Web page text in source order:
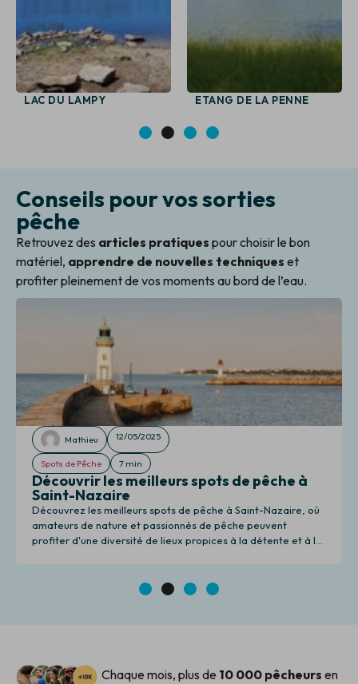
LAC DU LAMPY ETANG DE LA PENNE
3 4
Conseils pour vos sorties
pêche
Retrouvez des articles pratiques pour choisir le bon
matériel, apprendre de nouvelles techniques et
profiter pleinement de vos moments au bord de l’eau.
Mathieu 12/05/2025
Spots de Pêche 7 min
Découvrir les meilleurs spots de pêche à
Saint-Nazaire
Découvrez les meilleurs spots de pêche à Saint-Nazaire, où
amateurs de nature et passionnés de pêche peuvent
profiter d'une diversité de lieux propices à la détente et à la
3 4
Chaque mois, plus de 10 000 pêcheurs en